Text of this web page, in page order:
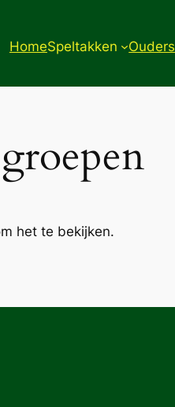
HomeSpeltakken Ouders
het te bekijken.